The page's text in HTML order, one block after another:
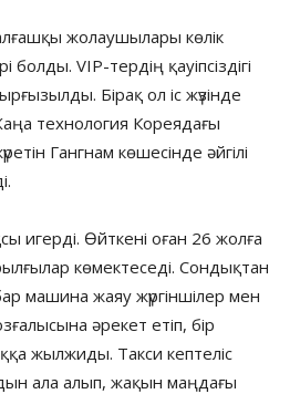
алғашқы жолаушылары көлік
болды. VIP-тердің қауіпсіздігі
Бірақ ол іс жүзінде
технология Кореядағы
Гангнам көшесінде әйгілі
игерді. Өйткені оған 26 жолға
көмектеседі. Сондықтан
машина жаяу жүргіншілер мен
әрекет етіп, бір
жылжиды. Такси кептеліс
ала алып, жақын маңдағы